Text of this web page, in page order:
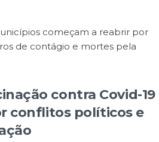
começam a reabrir por
de contágio e mortes pela
contra Covid-19
conflitos políticos e